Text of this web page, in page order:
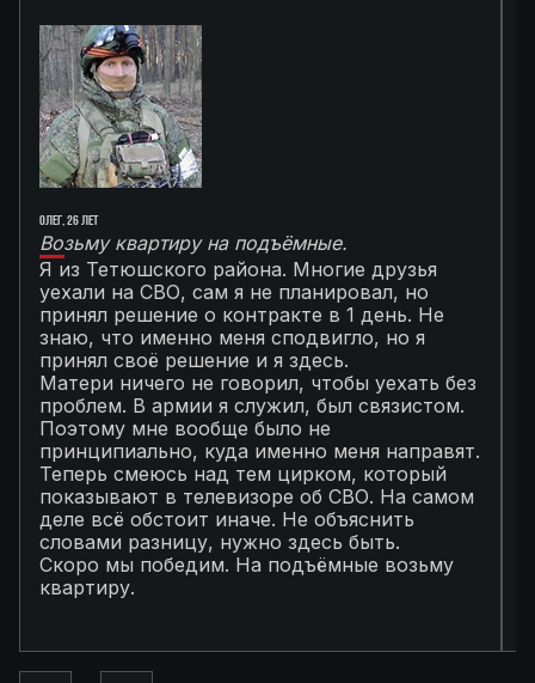
Олег, 26 лет
Возьму квартиру на подъёмные.
Я из Тетюшского района. Многие друзья
уехали на СВО, сам я не планировал, но
принял решение о контракте в 1 день. Не
знаю, что именно меня сподвигло, но я
принял своё решение и я здесь.
Матери ничего не говорил, чтобы уехать без
проблем. В армии я служил, был связистом.
Поэтому мне вообще было не
принципиально, куда именно меня направят.
Теперь смеюсь над тем цирком, который
показывают в телевизоре об СВО. На самом
деле всё обстоит иначе. Не объяснить
словами разницу, нужно здесь быть.
Скоро мы победим. На подъёмные возьму
квартиру.